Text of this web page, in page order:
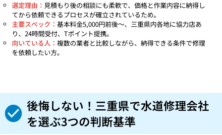
選定理由： 見積もり後の相談にも柔軟で、価格と作業内容に納得し
てから依頼できるプロセスが確立されているため。
主要スペック： 基本料金5,000円前後〜、三重県内各地に協力店あ
り、24時間受付、Tポイント提携。
向いている人： 複数の業者と比較しながら、納得できる条件で修理
を依頼したい方。
後悔しない！三重県で水道修理会社
を選ぶ3つの判断基準